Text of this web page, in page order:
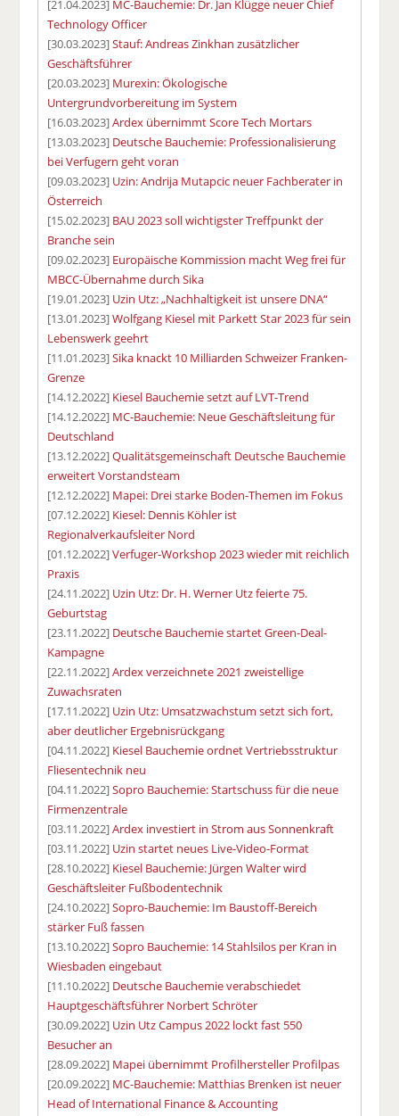
[21.04.2023] MC-Bauchemie: Dr. Jan Klügge neuer Chief
Technology Officer
[30.03.2023]Stauf: Andreas Zinkhan zusätzlicher
Geschäftsführer
[20.03.2023] Murexin: Ökologische
Untergrundvorbereitung im System
[16.03.2023]Ardex übernimmt Score Tech Mortars
[13.03.2023] Deutsche Bauchemie: Professionalisierung
bei Verfugern geht voran
[09.03.2023] Uzin: Andrija Mutapcic neuer Fachberater in
Österreich
[15.02.2023] BAU 2023 soll wichtigster Treffpunkt der
Branche sein
[09.02.2023] Europäische Kommission macht Weg frei für
MBCC-Übernahme durch Sika
[19.01.2023] Uzin Utz: „Nachhaltigkeit ist unsere DNA“
[13.01.2023]Wolfgang Kiesel mit Parkett Star 2023 für sein
Lebenswerk geehrt
[11.01.2023]Sika knackt 10 Milliarden Schweizer Franken-
Grenze
[14.12.2022] Kiesel Bauchemie setzt auf LVT-Trend
[14.12.2022] MC-Bauchemie: Neue Geschäftsleitung für
Deutschland
[13.12.2022]Qualitätsgemeinschaft Deutsche Bauchemie
erweitert Vorstandsteam
[12.12.2022] Mapei: Drei starke Boden-Themen im Fokus
[07.12.2022] Kiesel: Dennis Köhler ist
Regionalverkaufsleiter Nord
[01.12.2022]Verfuger-Workshop 2023 wieder mit reichlich
Praxis
[24.11.2022] Uzin Utz: Dr. H. Werner Utz feierte 75.
Geburtstag
[23.11.2022] Deutsche Bauchemie startet Green-Deal-
Kampagne
[22.11.2022]Ardex verzeichnete 2021 zweistellige
Zuwachsraten
[17.11.2022] Uzin Utz: Umsatzwachstum setzt sich fort,
aber deutlicher Ergebnisrückgang
[04.11.2022] Kiesel Bauchemie ordnet Vertriebsstruktur
Fliesentechnik neu
[04.11.2022]Sopro Bauchemie: Startschuss für die neue
Firmenzentrale
[03.11.2022]Ardex investiert in Strom aus Sonnenkraft
[03.11.2022] Uzin startet neues Live-Video-Format
[28.10.2022] Kiesel Bauchemie: Jürgen Walter wird
Geschäftsleiter Fußbodentechnik
[24.10.2022]Sopro-Bauchemie: Im Baustoff-Bereich
stärker Fuß fassen
[13.10.2022]Sopro Bauchemie: 14 Stahlsilos per Kran in
Wiesbaden eingebaut
[11.10.2022] Deutsche Bauchemie verabschiedet
Hauptgeschäftsführer Norbert Schröter
[30.09.2022] Uzin Utz Campus 2022 lockt fast 550
Besucher an
[28.09.2022] Mapei übernimmt Profilhersteller Profilpas
[20.09.2022] MC-Bauchemie: Matthias Brenken ist neuer
Head of International Finance & Accounting